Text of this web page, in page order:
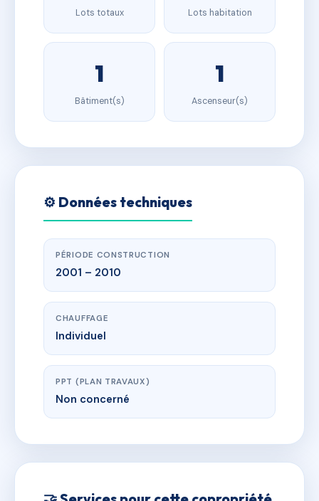
Lots totaux Lots habitation
1
Bâtiment(s)
1
Ascenseur(s)
⚙️ Données techniques
PÉRIODE CONSTRUCTION
2001 – 2010
CHAUFFAGE
Individuel
PPT (PLAN TRAVAUX)
Non concerné